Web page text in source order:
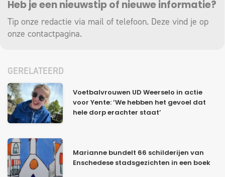
Heb je een nieuwstip of nieuwe informatie?
Tip onze redactie via mail of telefoon. Deze vind je op
onze contactpagina.
GERELATEERD
Voetbalvrouwen UD Weerselo in actie
voor Yente: ‘We hebben het gevoel dat
hele dorp erachter staat’
Marianne bundelt 66 schilderijen van
Enschedese stadsgezichten in een boek